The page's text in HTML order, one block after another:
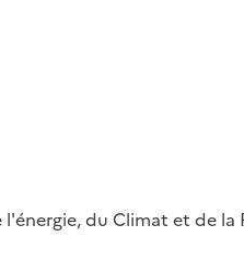
du Climat et de la